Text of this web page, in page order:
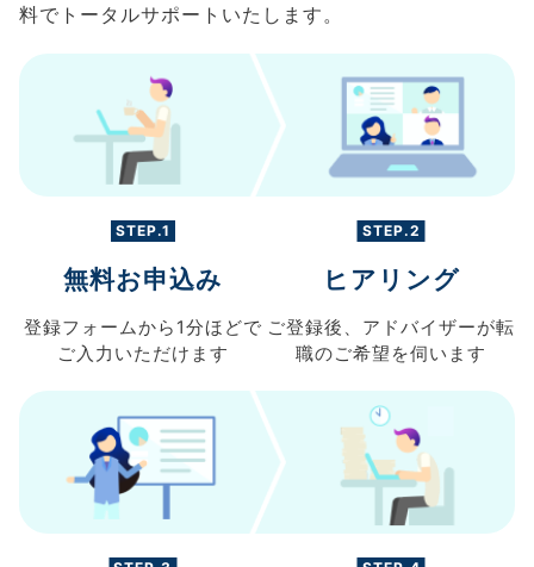
料でトータルサポートいたします。
STEP.1
無料お申込み
登録フォームから 1分ほどで
ご入力 いただけます
STEP.2
ヒアリング
ご登録後、 アドバイザーが転
職のご希望を伺います